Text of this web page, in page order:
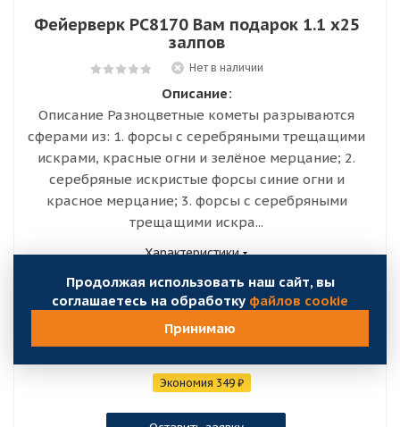
Фейерверк РС8170 Вам подарок 1.1 х25
залпов
Нет в наличии
Описание:
Описание Разноцветные кометы разрываются
сферами из: 1. форсы с серебряными трещащими
искрами, красные огни и зелёное мерцание; 2.
серебряные искристые форсы синие огни и
красное мерцание; 3. форсы с серебряными
трещащими искра...
Характеристики
Видео Сравнить
3 140₽/шт 3 489₽
Экономия 349₽
Продолжая использовать наш сайт, вы
соглашаетесь на обработку файлов cookie
Принимаю